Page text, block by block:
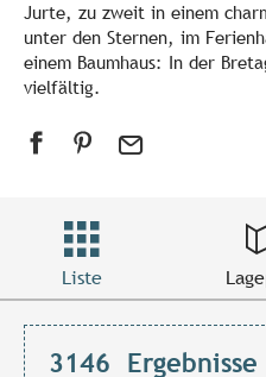
Jurte, zu zweit in einem
unter den Sternen, im
einem Baumhaus: In der
vielfältig.
Liste
3146 Ergebnisse